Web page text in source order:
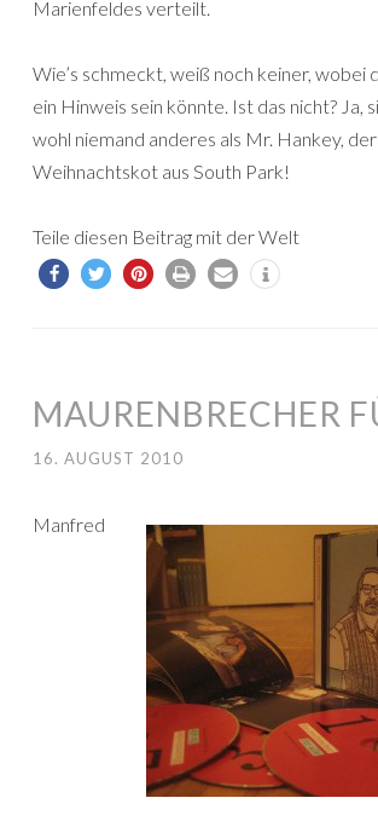
Marienfeldes verteilt.
Wie’s schmeckt, weiß noch keiner, wobei
ein Hinweis sein könnte. Ist das nicht? Ja,
wohl niemand anderes als Mr. Hankey,
Weihnachtskot aus South Park!
Teile diesen Beitrag mit der Welt
MAURENBRECHER
16. AUGUST 2010
Manfred